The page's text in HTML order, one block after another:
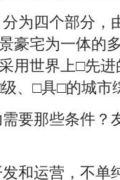
为四个部分，
豪宅为一体的
用世界上□先
、□具□的城市
要那些条件？
和运营，不单